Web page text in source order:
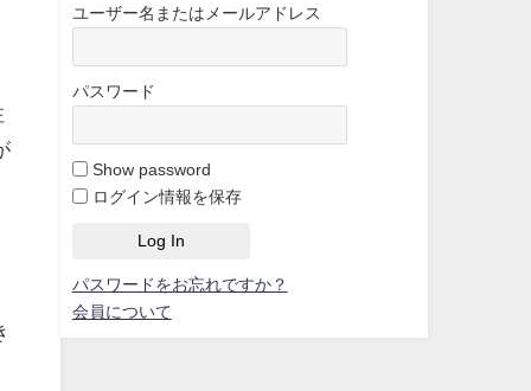
ユーザー名またはメールアドレス
パスワード
Show password
ログイン情報を保存
パスワードをお忘れですか？
会員について